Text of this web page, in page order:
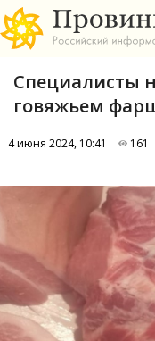
А
Б
В
Специалисты
говяжьем
4 июня 2024, 10:41 161